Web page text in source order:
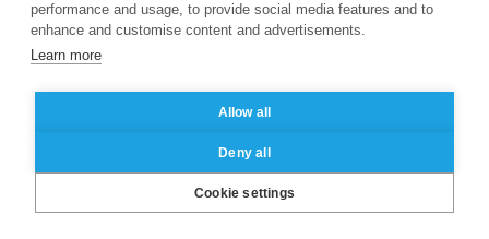
©2026ESSEC Business School
Protection des données personnelles
performance and usage, to provide social media features and to
enhance and customise content and advertisements.
Learn more
Allow all
Deny all
Cookie settings